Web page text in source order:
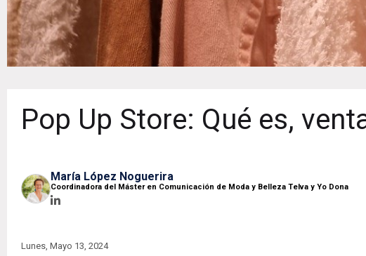
Pop Up Store: Qué es,
María López Noguerira
Coordinadora del Máster en Comunicación de Moda y Belleza Telva y Yo Dona
Lunes, Mayo 13, 2024